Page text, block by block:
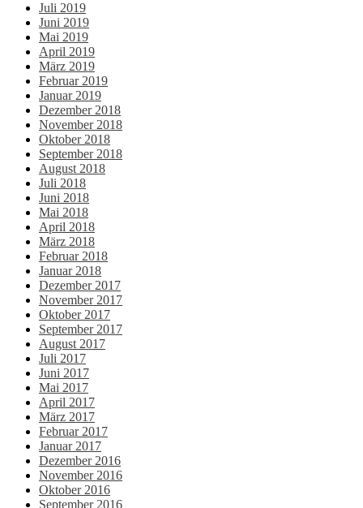
Juli 2019
Juni 2019
Mai 2019
April 2019
März 2019
Februar 2019
Januar 2019
Dezember 2018
November 2018
Oktober 2018
September 2018
August 2018
Juli 2018
Juni 2018
Mai 2018
April 2018
März 2018
Februar 2018
Januar 2018
Dezember 2017
November 2017
Oktober 2017
September 2017
August 2017
Juli 2017
Juni 2017
Mai 2017
April 2017
März 2017
Februar 2017
Januar 2017
Dezember 2016
November 2016
Oktober 2016
September 2016